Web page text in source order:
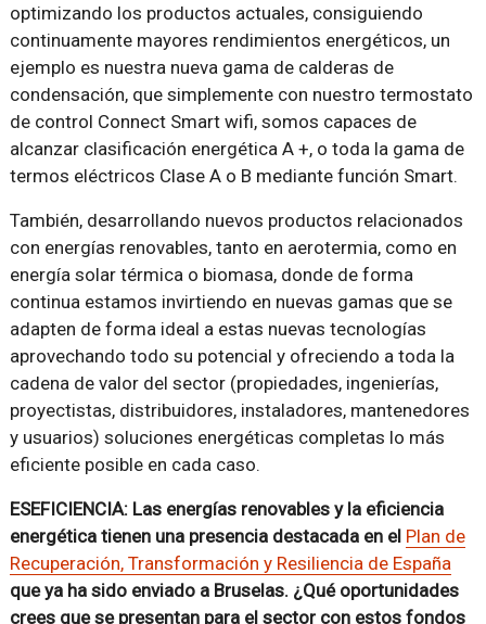
optimizando los productos actuales, consiguiendo
continuamente mayores rendimientos energéticos, un
ejemplo es nuestra nueva gama de calderas de
condensación, que simplemente con nuestro termostato
de control Connect Smart wifi, somos capaces de
alcanzar clasificación energética A +, o toda la gama de
termos eléctricos Clase A o B mediante función Smart.
También, desarrollando nuevos productos relacionados
con energías renovables, tanto en aerotermia, como en
energía solar térmica o biomasa, donde de forma
continua estamos invirtiendo en nuevas gamas que se
adapten de forma ideal a estas nuevas tecnologías
aprovechando todo su potencial y ofreciendo a toda la
cadena de valor del sector (propiedades, ingenierías,
proyectistas, distribuidores, instaladores, mantenedores
y usuarios) soluciones energéticas completas lo más
eficiente posible en cada caso.
ESEFICIENCIA: Las energías renovables y la eficiencia
energética tienen una presencia destacada en el Plan de
Recuperación, Transformación y Resiliencia de España
que ya ha sido enviado a Bruselas. ¿Qué oportunidades
crees que se presentan para el sector con estos fondos